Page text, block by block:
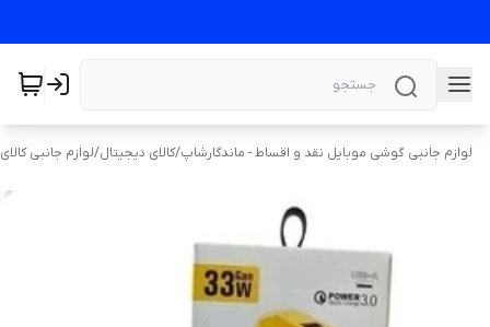
لوازم جانبی گوشی موبایل نقد و اقساط - ماندگارشاپ/کالای دیجیتال/لوازم جانبی